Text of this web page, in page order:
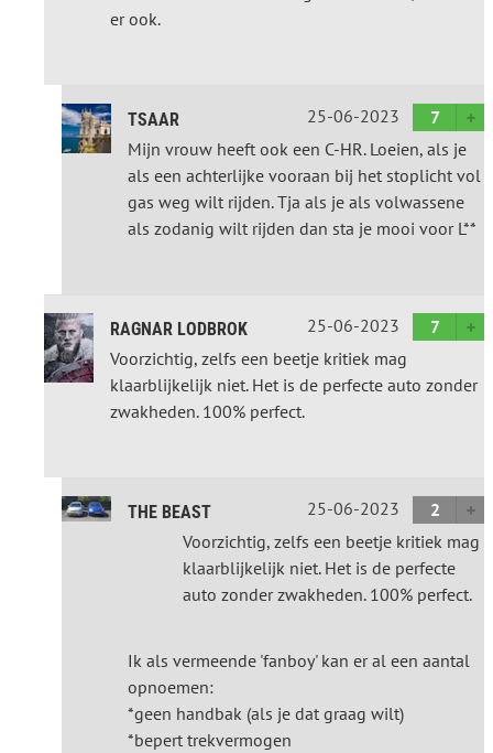
er ook.
TSAAR 25-06-2023
7
Mijn vrouw heeft ook een C-HR. Loeien, als je
als een achterlijke vooraan bij het stoplicht vol
gas weg wilt rijden. Tja als je als volwassene
als zodanig wilt rijden dan sta je mooi voor L**
RAGNAR LODBROK 25-06-2023
7
Voorzichtig, zelfs een beetje kritiek mag
klaarblijkelijk niet. Het is de perfecte auto zonder
zwakheden. 100% perfect.
THE BEAST 25-06-2023
2
Voorzichtig, zelfs een beetje kritiek mag
klaarblijkelijk niet. Het is de perfecte
auto zonder zwakheden. 100% perfect.
Ik als vermeende 'fanboy' kan er al een aantal
opnoemen:
*geen handbak (als je dat graag wilt)
*bepert trekvermogen